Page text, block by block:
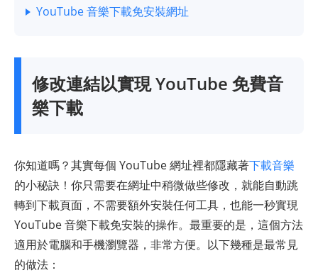
YouTube 音樂下載免安裝網址
修改連結以實現 YouTube 免費音
樂下載
你知道嗎？其實每個 YouTube 網址裡都隱藏著下載音樂
的小秘訣！你只需要在網址中稍微做些修改，就能自動跳
轉到下載頁面，不需要額外安裝任何工具，也能一秒實現
YouTube 音樂下載免安裝的操作。最重要的是，這個方法
適用於電腦和手機瀏覽器，非常方便。以下幾種是最常見
的做法：